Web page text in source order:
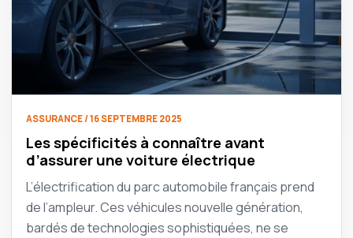
ASSURANCE / 16 SEPTEMBRE 2025
Les spécificités à connaître avant
d’assurer une voiture électrique
L’électrification du parc automobile français prend
de l’ampleur. Ces véhicules nouvelle génération,
bardés de technologies sophistiquées, ne se